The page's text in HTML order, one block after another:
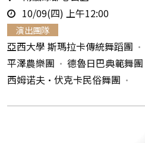
點
時
間
10/09(四) 上午12:00
演出團隊
亞西大學 斯瑪拉卡傳統舞蹈團
平澤農樂團
德魯日巴典範舞團
西姆诺夫•伏克卡民俗舞團